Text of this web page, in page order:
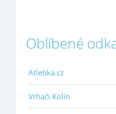
Oblíbené
Atletika.cz
Vrhači Kolín